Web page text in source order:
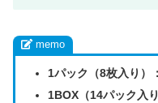
memo
1パック（8枚入り
1BOX（14パック入